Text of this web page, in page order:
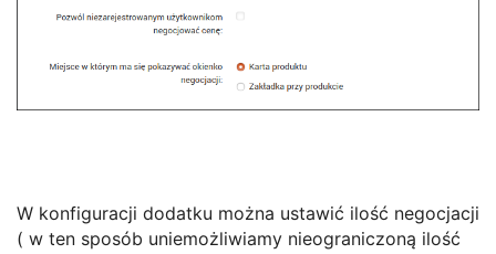
W konfiguracji dodatku można ustawić ilość negocjacji
( w ten sposób uniemożliwiamy nieograniczoną ilość